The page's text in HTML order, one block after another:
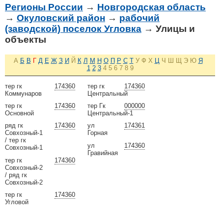
Регионы России → Новгородская область
→ Окуловский район → рабочий
(заводской) поселок Угловка → Улицы и
объекты
А Б В Г Д Е Ж З И Й К Л М Н О П Р С Т У Ф Х Ц Ч Ш Щ Э Ю Я
1 2 3 4 5 6 7 8 9
174360
тер гк
Коммунаров
174360
тер гк
Основной
174360
ряд гк
Совхозный-1
/ тер гк
Совхозный-1
174360
тер гк
Совхозный-2
/ ряд гк
Совхозный-2
174360
тер гк
Угловой
174360
тер гк
Центральный
000000
тер Гк
Центральный-1
174361
ул
Горная
174360
ул
Гравийная